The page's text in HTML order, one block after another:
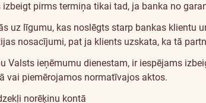
pirms termiņa tikai tad, ja banka no
uz līgumu, kas noslēgts starp bankas klientu
nosacījumi, pat ja klients uzskata, ka tā
Valsts ieņēmumu dienestam, ir iespējams
vai piemērojamos normatīvajos aktos.
norēķinu kontā